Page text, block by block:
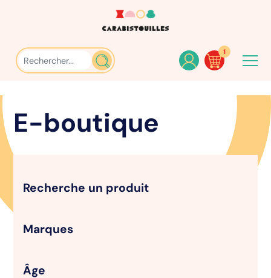
1
E-boutique
Recherche un produit
Marques
Âge